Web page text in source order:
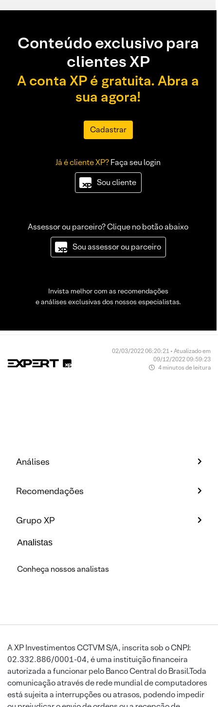
Conteúdo exclusivo para
clientes XP
A conta XP é gratuita. Abra a
sua agora!
Cadastrar
Já é cliente XP?Faça seu login
Sou cliente
Assessor ou parceiro? Clique no botão abaixo
Sou assessor ou parceiro
Invista melhor com as recomendações
e análises exclusivas dos nossos especialistas.
02/03/2022 06:20:21 • Atualizado em
09/12/2022 09:59:23
4 minutos de leitura
Análises
Recomendações
Grupo XP
Analistas
Conheça nossos analistas
A XP Investimentos CCTVM S/A, inscrita sob o CNPJ:
02.332.886/0001-04, é uma instituição financeira
autorizada a funcionar pelo Banco Central do Brasil.Toda
comunicação através de rede mundial de computadores
está sujeita a interrupções ou atrasos, podendo impedir